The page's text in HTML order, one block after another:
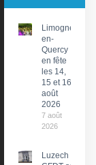
Limogne-
en-
Quercy
en fête
les 14,
15 et 16
août
2026
7 août
2026
Luzech : La